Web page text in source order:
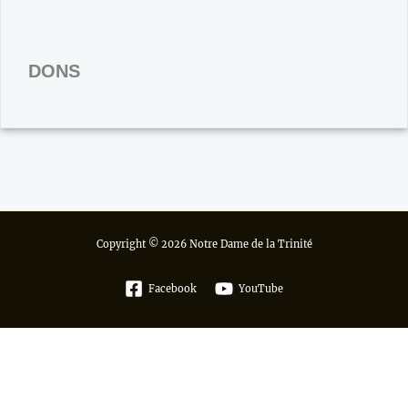
DONS
Copyright © 2026 Notre Dame de la Trinité
Facebook YouTube